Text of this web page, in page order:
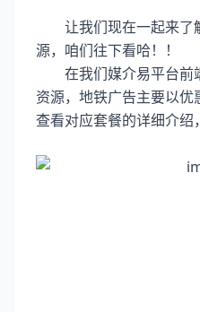
让我们现在一起来了
源，咱们往下看哈！！
在我们媒介易平台前
资源，地铁广告主要以
查看对应套餐的详细介绍